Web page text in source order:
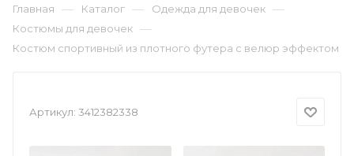
Главная — Каталог — Одежда для девочек —
Костюмы для девочек —
Костюм спортивный из плотного футера с велюр эффектом
Артикул: 3412382338